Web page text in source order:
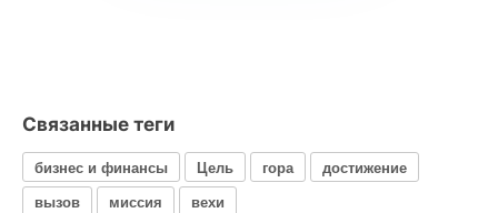
Связанные теги
бизнес и финансы Цель гора
достижение
вызов
миссия вехи